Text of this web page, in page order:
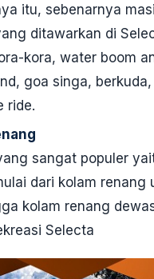
itu, sebenarnya
ditawarkan di
kora, water boom
goa singa,
ride.
sangat populer
dari kolam renang
kolam renang
Selecta